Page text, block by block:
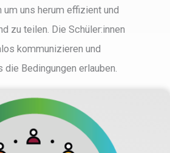
uns herum effizient und
zu teilen. Die Schüler:innen
kommunizieren und
die Bedingungen erlauben.